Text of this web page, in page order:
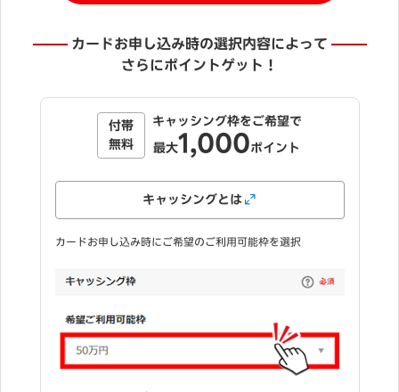
カードお申し込み時の選択内容によって
さらにポイントゲット！
「自動でリボ払い」にご登録＆利用で
最大 5,000ポイント
「自動でリボ払い」とは
カードお申し込み時に「申し込む」を選択